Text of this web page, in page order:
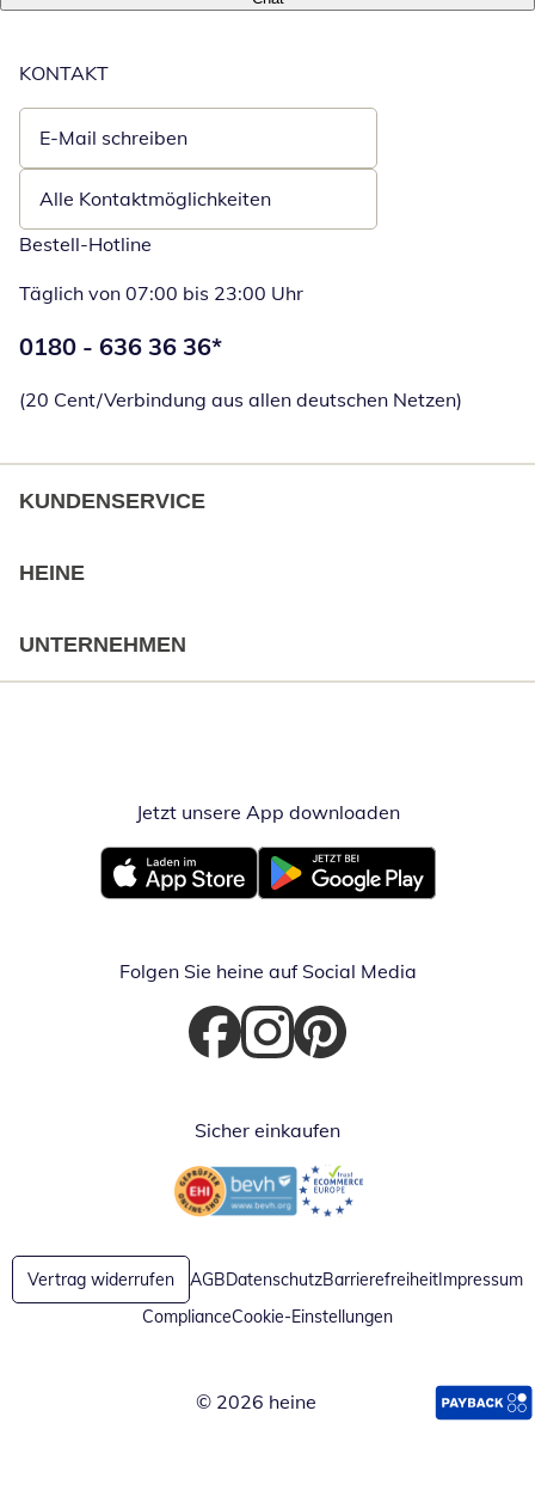
KONTAKT
E-Mail schreiben
Öffnet E-Mail-Client
Alle Kontaktmöglichkeiten
Bestell-Hotline
Täglich von 07:00 bis 23:00 Uhr
Telefonnummer:
0180 - 636 36 36*
(20 Cent/Verbindung aus allen deutschen Netzen)
KUNDENSERVICE
HEINE
UNTERNEHMEN
Jetzt unsere App downloadenÖffnet in
Öffnet in neuem FensterÖffnet in neuem Fenster
Folgen Sie heine auf Social Media
Öffnet in neuem Fenster
Öffnet in neuem Fenster
Öffnet in neuem Fenster
Sicher einkaufen
Öffnet in neuem FensterÖffnet in neuem Fenster
Vertrag widerrufen AGBDatenschutzBarrierefreiheitImpressum
ComplianceCookie-Einstellungen
© 2026 heine